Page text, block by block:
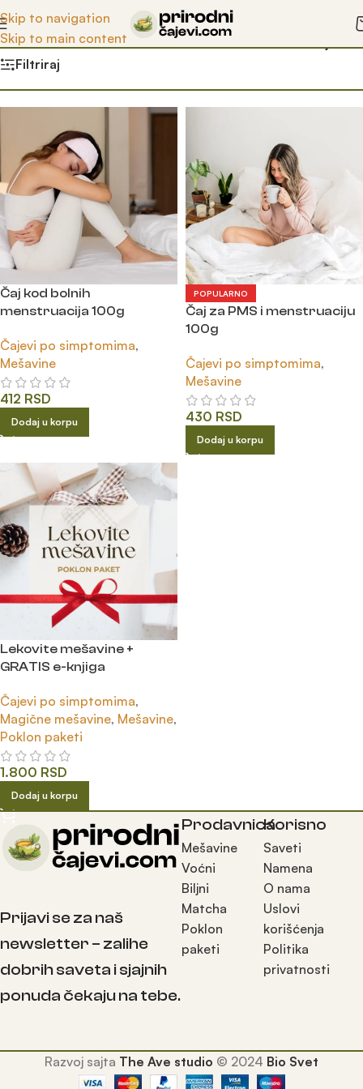
Skip to navigation
Skip to main content
Otkrijte blagodeti prirode uz naše čajeve!
Početna/Prodavnica/
Proizvodi označeni “menstruacija”
Filtriraj
Čaj kod bolnih
menstruacija 100g
Čajevi po simptomima,
Mešavine
412 RSD
Dodaj u korpu
POPULARNO
Čaj za PMS i menstruaciju
100g
Čajevi po simptomima,
Mešavine
430 RSD
Dodaj u korpu
Lekovite mešavine +
GRATIS e-knjiga
Čajevi po simptomima,
Magične mešavine, Mešavine,
Poklon paketi
1.800 RSD
Dodaj u korpu
Prijavi se za naš
newsletter – zalihe
dobrih saveta i sjajnih
ponuda čekaju na tebe.
Prodavnica
Mešavine
Voćni
Biljni
Matcha
Poklon
paketi
Korisno
Saveti
Namena
O nama
Uslovi
korišćenja
Politika
privatnosti
Razvoj sajta The Ave studio © 2024 Bio Svet